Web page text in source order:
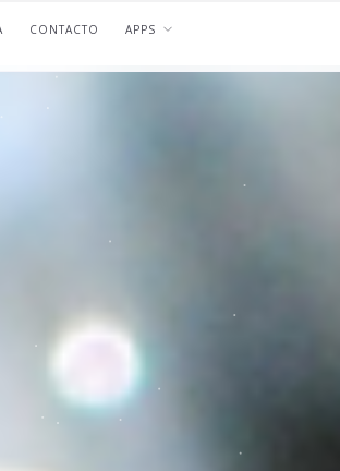
CONTACTO APPS